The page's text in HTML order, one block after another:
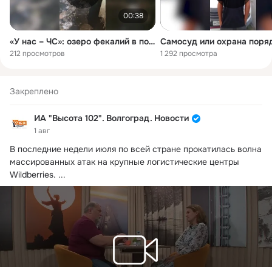
00:38
«У нас – ЧС»: озеро фекалий в подвале травит жителей дома под Волгоградом
212 просмотров 1 292 просмотра
Закреплено
ИА "Высота 102". Волгоград. Новости
1 авг
В последние недели июля по всей стране прокатилась волна
массированных атак на крупные логистические центры
Wildberries. ...